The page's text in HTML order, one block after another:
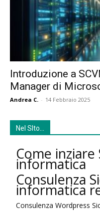
Introduzione a
Manager di
Andrea C. - 14 Febbraio 2025
Nel SIto…
Come inziare
informatica
Consulenza
informatica
Consulenza Wordpress